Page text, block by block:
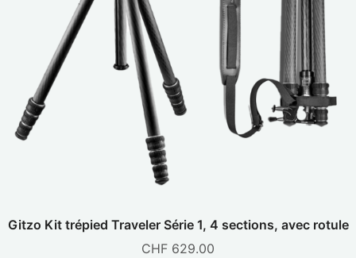
Gitzo Kit trépied Traveler Série 1, 4 sections, avec rotule
CHF 629.00